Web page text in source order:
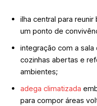
ilha central para
um ponto de
integração com a
cozinhas abertas e
ambientes;
adega climatizada
para compor áreas